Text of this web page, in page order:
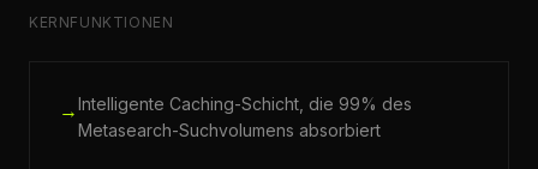
KERNFUNKTIONEN
→Intelligente Caching-Schicht, die 99% des
Metasearch-Suchvolumens absorbiert